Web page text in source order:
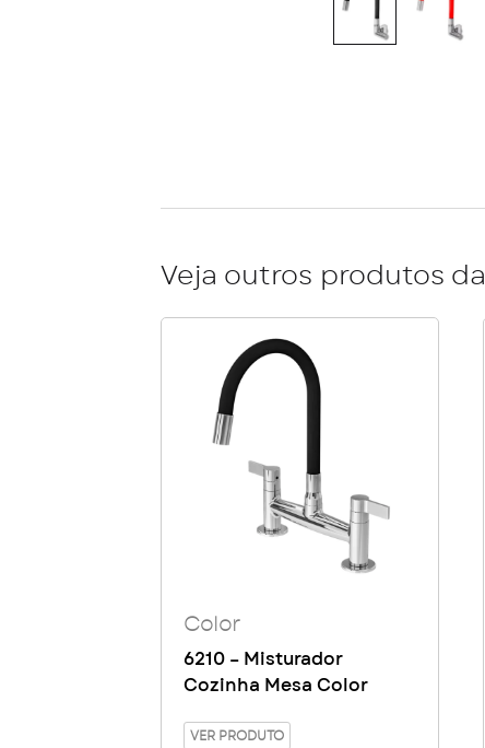
Veja outros produtos
Color
6210 – Misturador
Cozinha Mesa Color
VER PRODUTO